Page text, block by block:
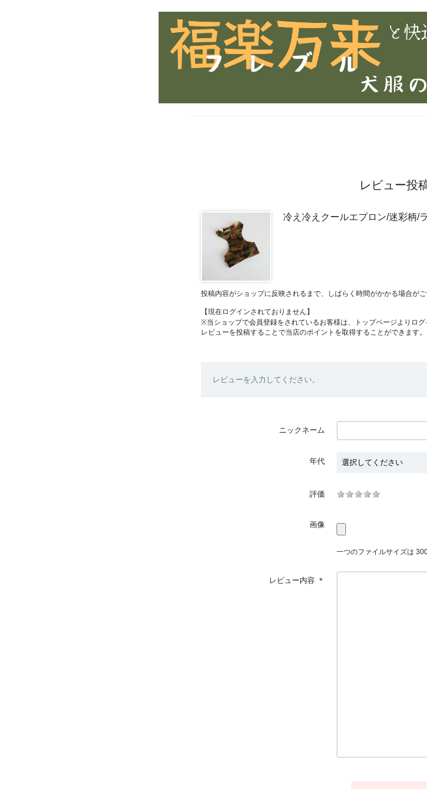
レビュー投
冷え冷えクールエプロン/迷彩柄/
投稿内容がショップに反映されるまで、しばらく時間がかかる場合がご
【現在ログインされておりません】
※当ショップで会員登録をされているお客様は、トップページよりログ
レビューを投稿することで当店のポイントを取得することができます。
レビューを入力してください。
ニックネーム
年代
評価
画像
一つのファイルサイズは
レビュー内容 ＊